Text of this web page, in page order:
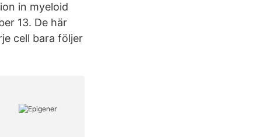
in myeloid
13. De här
cell bara följer